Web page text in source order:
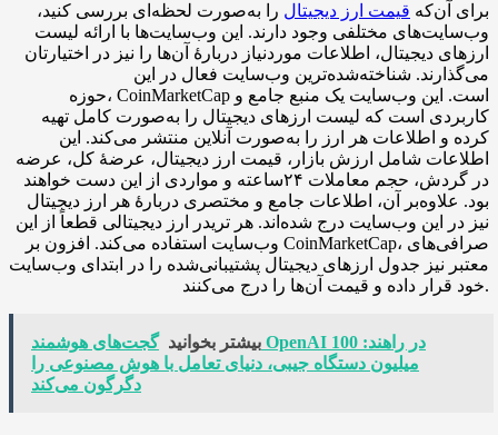
برای آن‌که قیمت ارز دیجیتال را به‌صورت لحظه‌ای بررسی کنید،
وب‌سایت‌های مختلفی وجود دارند. این وب‌سایت‌ها با ارائه لیست
ارزهای دیجیتال، اطلاعات موردنیاز دربارهٔ آن‌ها را نیز در اختیارتان
می‌گذارند. شناخته‌شده‌ترین وب‌سایت فعال در این
حوزه، CoinMarketCap است. این وب‌سایت یک منبع جامع و
کاربردی است که لیست ارزهای دیجیتال را به‌صورت کامل تهیه
کرده و اطلاعات هر ارز را به‌صورت آنلاین منتشر می‌کند. این
اطلاعات شامل ارزش بازار، قیمت ارز دیجیتال، عرضهٔ کل، عرضه
در گردش، حجم معاملات ۲۴ساعته و مواردی از این دست خواهند
بود. علاوه‌بر آن، اطلاعات جامع و مختصری دربارهٔ هر ارز دیجیتال
نیز در این وب‌سایت درج شده‌اند. هر تریدر ارز دیجیتالی قطعاً از این
وب‌سایت استفاده می‌کند. افزون بر CoinMarketCap، صرافی‌های
معتبر نیز جدول ارزهای دیجیتال پشتیبانی‌شده را در ابتدای وب‌سایت
خود قرار داده و قیمت آن‌ها را درج می‌کنند.
بیشتر بخوانید گجت‌های هوشمند OpenAI در راهند: 100
میلیون دستگاه جیبی، دنیای تعامل با هوش مصنوعی را
دگرگون می‌کند